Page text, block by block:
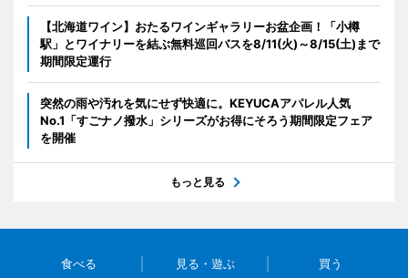
【北海道ワイン】おたるワインギャラリーお盆企画！「小樽
駅」とワイナリーを結ぶ無料巡回バスを8/11(火)～8/15(土)まで
期間限定運行
突然の雨や汚れを気にせず快適に。KEYUCAアパレル人気
No.1「すごナノ撥水」シリーズがお得にそろう期間限定フェア
を開催
もっと見る
食べる 見る・遊ぶ 買う